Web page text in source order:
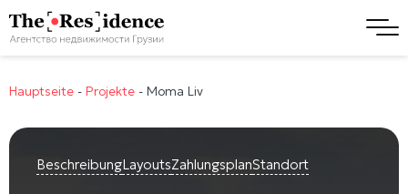
Hauptseite - Projekte - Moma Liv
BeschreibungLayoutsZahlungsplanStandort